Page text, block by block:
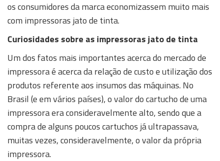
os consumidores da marca economizassem muito mais
com impressoras jato de tinta.
Curiosidades sobre as impressoras jato de tinta
Um dos fatos mais importantes acerca do mercado de
impressora é acerca da relação de custo e utilização dos
produtos referente aos insumos das máquinas. No
Brasil (e em vários países), o valor do cartucho de uma
impressora era consideravelmente alto, sendo que a
compra de alguns poucos cartuchos já ultrapassava,
muitas vezes, consideravelmente, o valor da própria
impressora.